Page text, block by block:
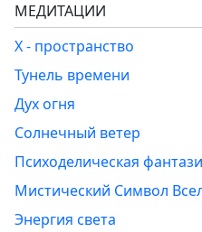
МЕДИТАЦИИ
Х - пространство
Тунель времени
Дух огня
Солнечный ветер
Психоделическая
Мистический Символ
Энергия света